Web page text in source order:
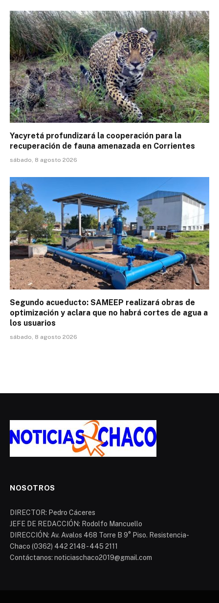
Yacyretá profundizará la cooperación para la
recuperación de fauna amenazada en Corrientes
sábado, 8 agosto 2026
Segundo acueducto: SAMEEP realizará obras de
optimización y aclara que no habrá cortes de agua a
los usuarios
sábado, 8 agosto 2026
NOSOTROS
DIRECTOR: Pedro Cáceres
JEFE DE REDACCIÓN: Rodolfo Mancuello
DIRECCIÓN: Av. Avalos 468 Torre B 9° Piso. Resistencia-
Chaco (0362) 442 2148 - 445 2111
Contáctanos: noticiaschaco2019@gmail.com